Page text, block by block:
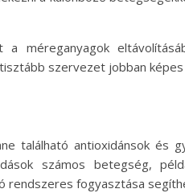
méreganyagok
szervezet jobban
található antioxidánsok és
számos betegség,
fogyasztása